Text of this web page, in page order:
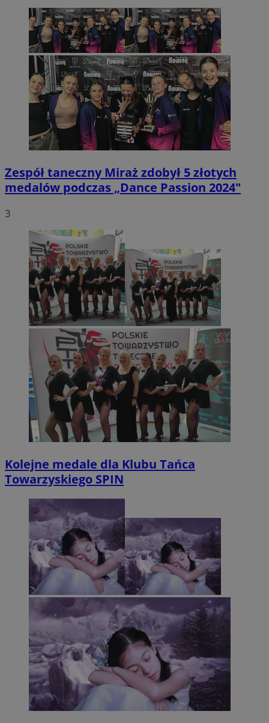
Zespół taneczny Miraż zdobył 5 złotych
medalów podczas „Dance Passion 2024"
3
Kolejne medale dla Klubu Tańca
Towarzyskiego SPIN